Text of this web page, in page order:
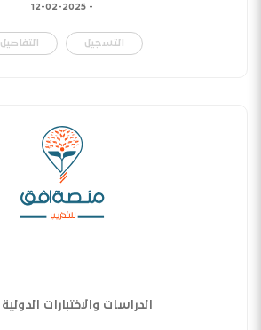
-
12-02-2025
التسجيل التفاصيل
الدراسات والاختبارات الدولية Pisa